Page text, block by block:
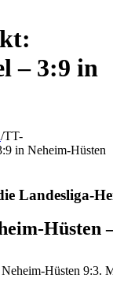
– 3:9 in
/TT-
in Neheim-Hüsten
Landesliga-
Hüsten
Hüsten 9:3.